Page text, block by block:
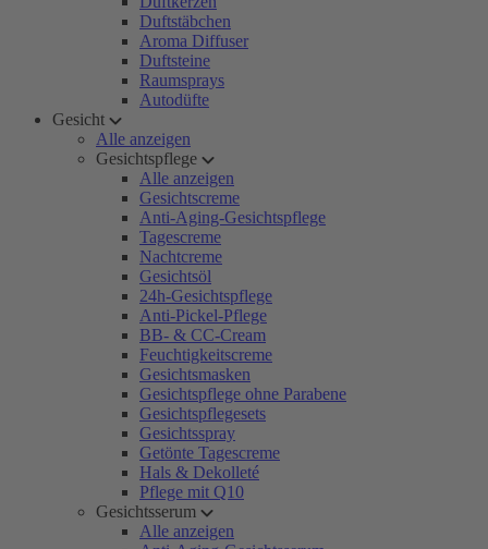
Duftstäbchen
Aroma Diffuser
Duftsteine
Raumsprays
Autodüfte
Gesicht
Alle anzeigen
Gesichtspflege
Alle anzeigen
Gesichtscreme
Anti-Aging-Gesichtspflege
Tagescreme
Nachtcreme
Gesichtsöl
24h-Gesichtspflege
Anti-Pickel-Pflege
BB- & CC-Cream
Feuchtigkeitscreme
Gesichtsmasken
Gesichtspflege ohne Parabene
Gesichtspflegesets
Gesichtsspray
Getönte Tagescreme
Hals & Dekolleté
Pflege mit Q10
Gesichtsserum
Alle anzeigen